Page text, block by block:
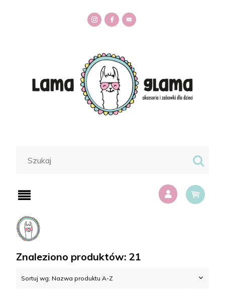
Znaleziono produktów: 21
Sortuj wg: Nazwa produktu A-Z